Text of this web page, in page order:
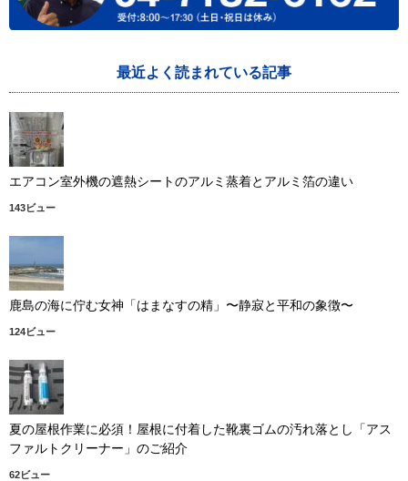
最近よく読まれている記事
エアコン室外機の遮熱シートのアルミ蒸着とアルミ箔の違い
143ビュー
鹿島の海に佇む女神「はまなすの精」〜静寂と平和の象徴〜
124ビュー
夏の屋根作業に必須！屋根に付着した靴裏ゴムの汚れ落とし「アス
ファルトクリーナー」のご紹介
62ビュー